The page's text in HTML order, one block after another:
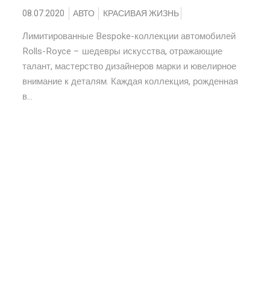
08.07.2020 АВТО КРАСИВАЯ ЖИЗНЬ
Лимитированные Bespoke-коллекции автомобилей
Rolls-Royce – шедевры искусcтва, отражающие
талант, мастерство дизайнеров марки и ювелирное
внимание к деталям. Каждая коллекция, рожденная
в...